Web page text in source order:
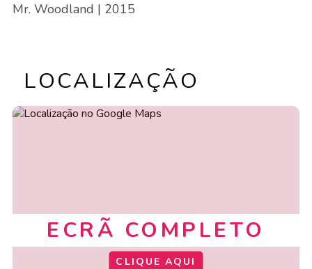
Mr. Woodland | 2015
LOCALIZAÇÃO
ECRÃ COMPLETO
CLIQUE AQUI